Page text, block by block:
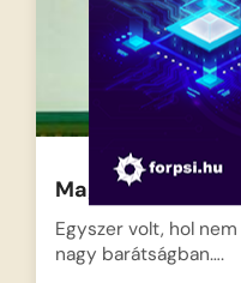
Magyar
Egyszer volt, hol
nagy barátságban….